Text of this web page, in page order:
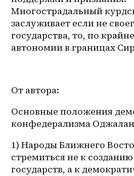
Многострадальный
заслуживает если не
государства, то, по
автономии в границах
От автора:
Основные положения
конфедерализма
1) Народы Ближнего
стремиться не к
государств, а к